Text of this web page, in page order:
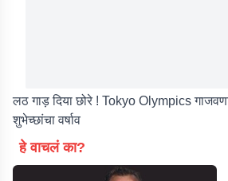
लठ गाड़ दिया छोरे ! Tokyo Olympics
शुभेच्छांचा वर्षाव
हे वाचलं का?